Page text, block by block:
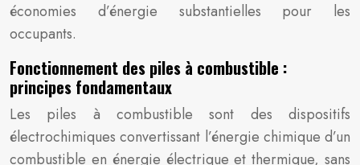
économies d’énergie substantielles pour les
occupants.
Fonctionnement des piles à combustible :
principes fondamentaux
Les piles à combustible sont des dispositifs
électrochimiques convertissant l’énergie chimique d’un
combustible en énergie électrique et thermique, sans